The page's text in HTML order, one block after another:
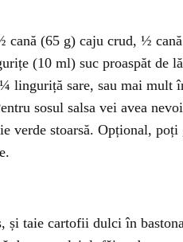
cană (65 g) caju crud, ½
(10 ml) suc proaspăt de
linguriță sare, sau mai mult
sosul salsa vei avea
verde stoarsă. Opțional, poți
și taie cartofii dulci în